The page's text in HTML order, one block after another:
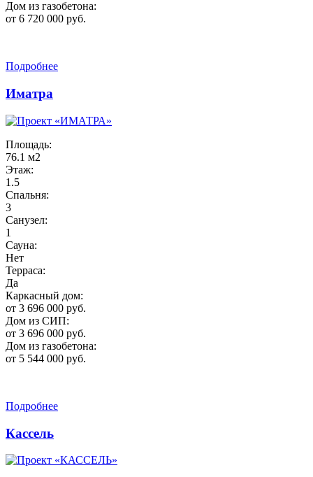
Дом из газобетона:
от 6 720 000 руб.
Подробнее
Иматра
Площадь:
76.1 м2
Этаж:
1.5
Спальня:
3
Санузел:
1
Сауна:
Нет
Терраса:
Да
Каркасный дом:
от 3 696 000 руб.
Дом из СИП:
от 3 696 000 руб.
Дом из газобетона:
от 5 544 000 руб.
Подробнее
Кассель